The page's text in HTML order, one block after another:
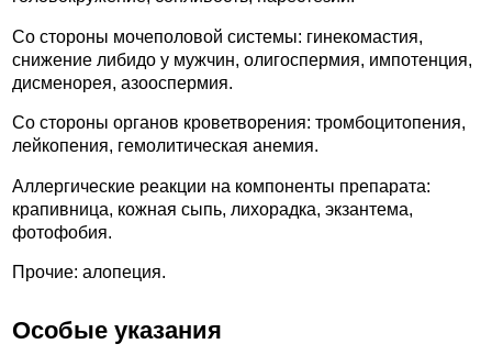
Со стороны мочеполовой системы: гинекомастия,
снижение либидо у мужчин, олигоспермия, импотенция,
дисменорея, азооспермия.
Со стороны органов кроветворения: тромбоцитопения,
лейкопения, гемолитическая анемия.
Аллергические реакции на компоненты препарата:
крапивница, кожная сыпь, лихорадка, экзантема,
фотофобия.
Прочие: алопеция.
Особые указания